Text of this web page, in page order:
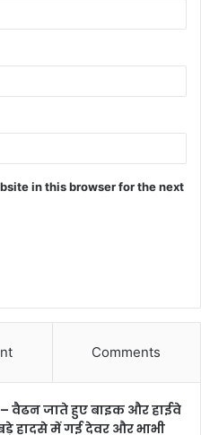
in this browser for the next
Comments
– वैढन जाते हुए बाइक और हाईवे
हादसे में गई देवर और भाभी